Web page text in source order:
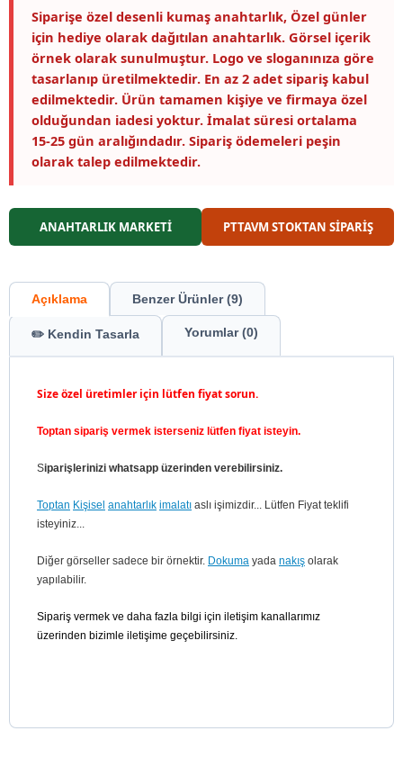
Siparişe özel desenli kumaş anahtarlık, Özel günler
için hediye olarak dağıtılan anahtarlık. Görsel içerik
örnek olarak sunulmuştur. Logo ve sloganınıza göre
tasarlanıp üretilmektedir. En az 2 adet sipariş kabul
edilmektedir. Ürün tamamen kişiye ve firmaya özel
olduğundan iadesi yoktur. İmalat süresi ortalama
15-25 gün aralığındadır. Sipariş ödemeleri peşin
olarak talep edilmektedir.
ANAHTARLIK MARKETİ PTTAVM STOKTAN SİPARİŞ
Açıklama Benzer Ürünler (9)
✏️ Kendin Tasarla Yorumlar (0)
Size özel üretimler için lütfen fiyat sorun.
Toptan sipariş vermek isterseniz lütfen fiyat isteyin.
Siparişlerinizi whatsapp üzerinden verebilirsiniz.
Toptan Kişisel anahtarlık imalatı aslı işimizdir... Lütfen Fiyat teklifi
isteyiniz...
Diğer görseller sadece bir örnektir. Dokuma yada nakış olarak
yapılabilir.
Sipariş vermek ve daha fazla bilgi için iletişim kanallarımız
üzerinden bizimle iletişime geçebilirsiniz.